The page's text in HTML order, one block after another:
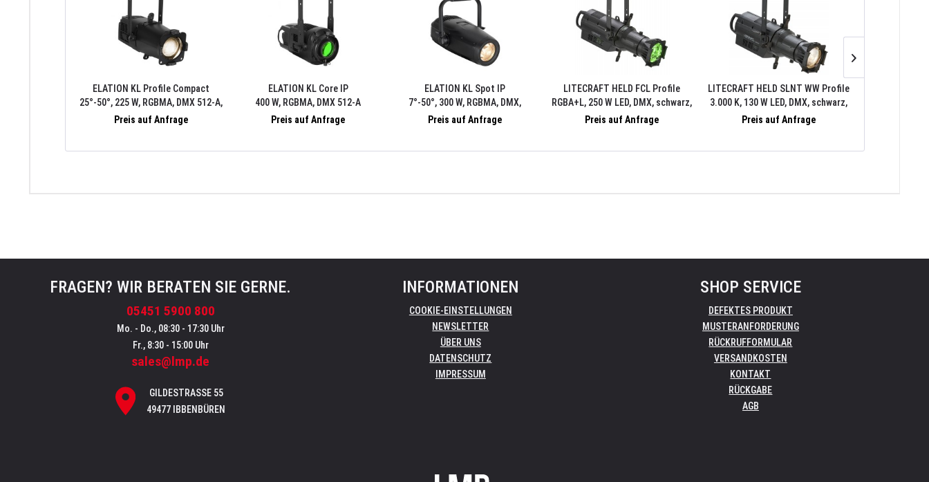
ELATION KL Profile Compact
25°-50°, 225 W, RGBMA, DMX 512-A,
NFC
Preis auf Anfrage
ELATION KL Core IP
400 W, RGBMA, DMX 512-A
Preis auf Anfrage
ELATION KL Spot IP
7°-50°, 300 W, RGBMA, DMX,
schwarz
Preis auf Anfrage
LITECRAFT HELD FCL Profile
RGBA+L, 250 W LED, DMX, schwarz,
ohne Tubus
Preis auf Anfrage
LITECRAFT HELD SLNT WW Profile
3.000 K, 130 W LED, DMX, schwarz,
ohne Tubus
Preis auf Anfrage
FRAGEN? WIR BERATEN SIE GERNE.
05451 5900 800
Mo. - Do., 08:30 - 17:30 Uhr
Fr., 8:30 - 15:00 Uhr
sales@lmp.de
GILDESTRASSE 55
49477 IBBENBÜREN
INFORMATIONEN
COOKIE-EINSTELLUNGEN
NEWSLETTER
ÜBER UNS
DATENSCHUTZ
IMPRESSUM
SHOP SERVICE
DEFEKTES PRODUKT
MUSTERANFORDERUNG
RÜCKRUFFORMULAR
VERSANDKOSTEN
KONTAKT
RÜCKGABE
AGB